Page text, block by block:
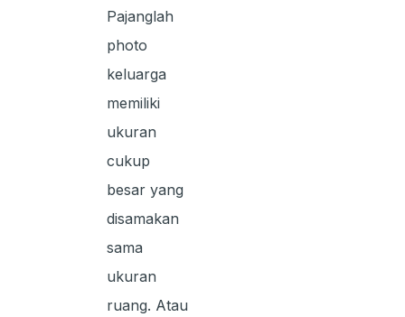
Pajanglah
photo
keluarga
memiliki
ukuran
cukup
besar yang
disamakan
sama
ukuran
ruang. Atau